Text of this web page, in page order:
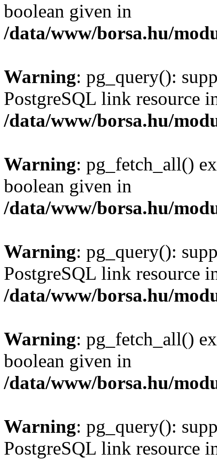
boolean given in
/data/www/borsa.hu/
Warning: pg_query():
PostgreSQL link resource
/data/www/borsa.hu/
Warning: pg_fetch_all()
boolean given in
/data/www/borsa.hu/
Warning: pg_query():
PostgreSQL link resource
/data/www/borsa.hu/
Warning: pg_fetch_all()
boolean given in
/data/www/borsa.hu/
Warning: pg_query():
PostgreSQL link resource